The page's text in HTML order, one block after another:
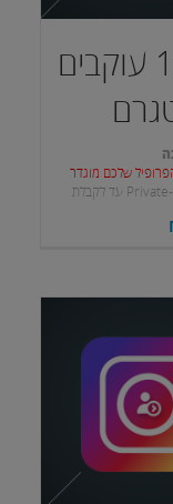
12,000 עוקבים
שלכם מוגדר
ולא כ-Private עד לקבלת